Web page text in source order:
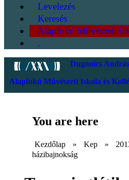
Levelezés
Keresés
Alapfokú Művészeti
.
Dugonics
Alapfokú Művészeti Iskola és
You are here
Kezdőlap » Kep »
házibajnokság